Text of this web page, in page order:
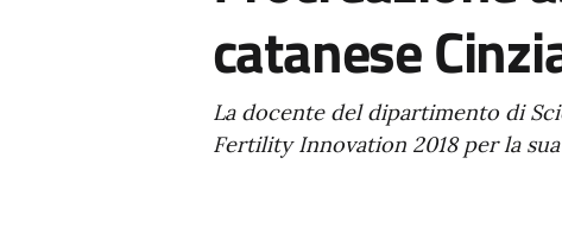
catanese
La docente del dipartimento di
Fertility Innovation 2018 per la